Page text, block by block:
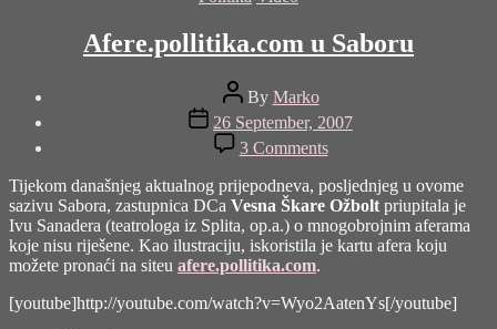
Afere.pollitika.com u Saboru
Post
author
By Marko
Post
date
26 September, 2007
3 Commentson
Afere.pollitika.com
u
Saboru
Tijekom današnjeg aktualnog prijepodneva, posljednjeg u ovome
sazivu Sabora, zastupnica DCa Vesna Škare Ožbolt priupitala je
Ivu Sanadera (teatrologa iz Splita, op.a.) o mnogobrojnim aferama
koje nisu riješene. Kao ilustraciju, iskoristila je kartu afera koju
možete pronaći na siteu afere.pollitika.com.
[youtube]http://youtube.com/watch?v=Wyo2AatenYs[/youtube]